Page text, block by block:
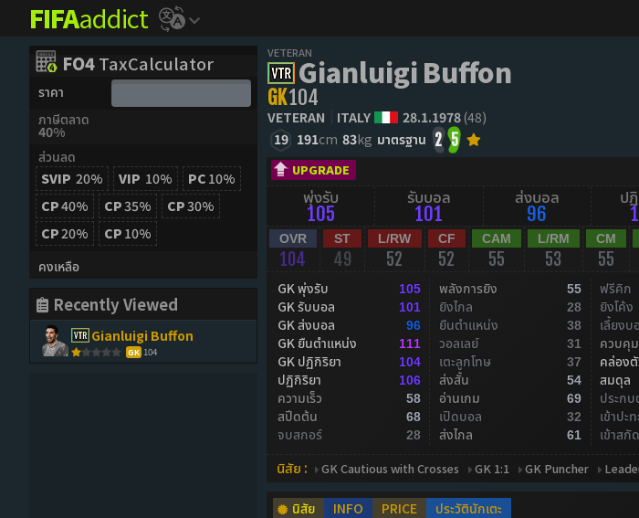
FIFAaddict
FO4TaxCalculator
ราคา
ภาษีตลาด
40%
ส่วนลด
SVIP 20% VIP 10% PC 10%
CP40% CP35% CP30%
CP20% CP 10%
คงเหลือ
Recently Viewed
Gianluigi Buffon
GK 104
VETERANGianluigi Buffon
GK104
VETERAN ITALY 28.1.1978(48)
19 191cm 83kg มาตรฐาน 2 5
UPGRADE
พุ่งรับ
105
รับบอล
101
ส่งบอล
96
ป
OVR
104
ST
49
L/RW
52
CF
52
CAM
55
L/RM
53
CM
55
GK พุ่งรับ 105
GK รับบอล 101
GK ส่งบอล 96
GK ยืนตำแหน่ง 111
GK ปฏิกิริยา 104
ปฏิกิริยา 106
ความเร็ว 58
สปีดต้น 68
จบสกอร์ 28
พลังการยิง 55
ยิงไกล 28
ยืนตำแหน่ง 38
วอลเลย์ 31
เตะลูกโทษ 37
ส่งสั้น 54
อ่านเกม 69
เปิดบอล 32
ส่งไกล 61
ฟรีคิก
ยิงโค้ง
เลี้ยงบ
ควบคุ
คล่อง
สมดุล
ประกบ
เข้าปะท
เข้าสกัด
นิสัย : GK Cautious with Crosses GK 1:1 GK Puncher
นิสัย INFO PRICE
ประวัตินักเตะ